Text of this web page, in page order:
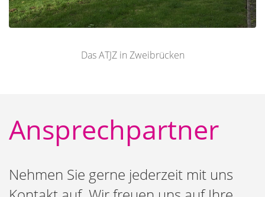
Das ATJZ in Zweibrücken
Ansprechpartner
Nehmen Sie gerne jederzeit mit uns